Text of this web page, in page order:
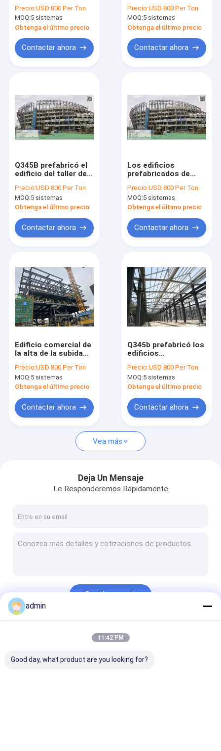
Productos
Sobre nosotros
Viaje de la fábrica
Pida una cita
Fabricación de acero estructural
Fabricación de acero pesada
fabricaciones de chapa
Construcción de edificios de acero de la alta subida
Puente peatonal del paso superior
Marco de acero prefabricado
el enmarcar de acero ligero
galvanizaron el
tratamiento
superficial Gr50
Precio:USD 800 Per Ton
MOQ:5 sistemas
Obtenga el último precio
Contactar ahora
de las grúas de
puente de arriba
Precio:USD 800 Per Ton
MOQ:5 sistemas
Obtenga el último precio
Contactar ahora
Q345B prefabricó el
edificio del taller de
escuela de la
estructura de acero
Precio:USD 800 Per Ton
MOQ:5 sistemas
Obtenga el último precio
Contactar ahora
Los edificios
prefabricados de
hospital del marco
de acero Q235
acanalaron
Precio:USD 800 Per Ton
MOQ:5 sistemas
Obtenga el último precio
Contactar ahora
Edificio comercial de
la alta de la subida
de piso de la
estructura oficina
multi prefabricada
Precio:USD 800 Per Ton
MOQ:5 sistemas
Obtenga el último precio
Contactar ahora
Q345b prefabricó los
edificios
acero industriales de
Warehouse de la
granja
Precio:USD 800 Per Ton
MOQ:5 sistemas
Obtenga el último precio
Contactar ahora
Vea más
Deja Un Mensaje
Le Responderemos Rápidamente
Continuar
Nuestras Categorías
admin
11:42 PM
Good day, what product are you looking for?